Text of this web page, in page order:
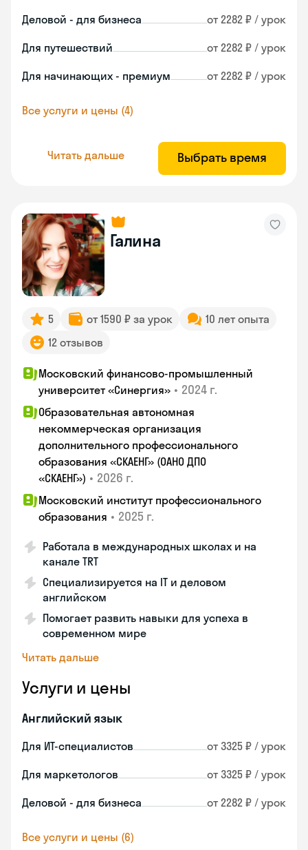
Деловой - для бизнеса от 2282 ₽ / урок
Для путешествий от 2282 ₽ / урок
Для начинающих - премиум от 2282 ₽ / урок
Все услуги и цены (4)
Читать дальше Выбрать время
Галина
5 от 1590 ₽ за урок
10 лет опыта
12 отзывов
Московский финансово-промышленный
университет «Синергия» • 2024 г.
Образовательная автономная
некоммерческая организация
дополнительного профессионального
образования «СКАЕНГ» (ОАНО ДПО
«СКАЕНГ») • 2026 г.
Московский институт профессионального
образования • 2025 г.
Работала в международных школах и на
канале TRT
Специализируется на IT и деловом
английском
Помогает развить навыки для успеха в
современном мире
Читать дальше
Услуги и цены
Английский язык
Для ИТ-специалистов от 3325 ₽ / урок
Для маркетологов от 3325 ₽ / урок
Деловой - для бизнеса от 2282 ₽ / урок
Все услуги и цены (6)